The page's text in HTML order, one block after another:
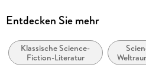
Übersetzung
Verlag/Hersteller
Heyne Taschenbuch
Entdecken Sie mehr
Klassische Science-
Fiction-Literatur